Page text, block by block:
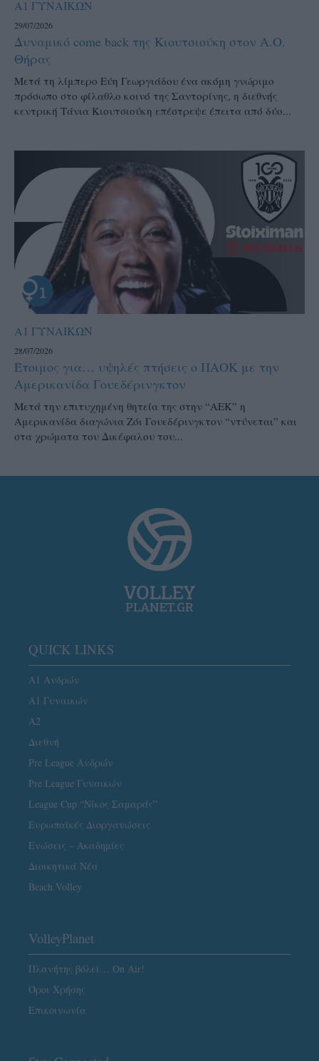
Α1 ΓΥΝΑΙΚΩΝ
29/07/2026
Δυναμικό come back της Κιουτσιούκη στον Α.Ο.
Θήρας
Μετά τη λίμπερο Εύη Γεωργιάδου ένα ακόμη γνώριμο
πρόσωπο στο φίλαθλο κοινό της Σαντορίνης, η διεθνής
κεντρική Τάνια Κιουτσιούκη επέστρεψε έπειτα από δύο...
Α1 ΓΥΝΑΙΚΩΝ
28/07/2026
Έτοιμος για… υψηλές πτήσεις ο ΠΑΟΚ με την
Αμερικανίδα Γουεδέρινγκτον
Μετά την επιτυχημένη θητεία της στην “ΑΕΚ” η
Αμερικανίδα διαγώνια Ζόι Γουεδέρινγκτον “ντύνεται” και
στα χρώματα του Δικέφαλου του...
QUICK LINKS
Α1 Ανδρών
Α1 Γυναικών
A2
Διεθνή
Pre League Ανδρών
Pre League Γυναικών
League Cup “Νίκος Σαμαράς”
Ευρωπαϊκές Διοργανώσεις
Ενώσεις – Ακαδημίες
Διοικητικά Νέα
Beach Volley
VolleyPlanet
Πλανήτης βόλεϊ… On Air!
Όροι Χρήσης
Επικοινωνία